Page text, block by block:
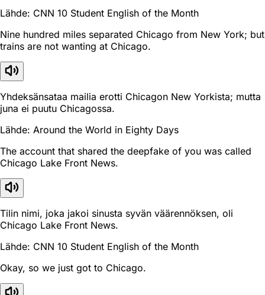
Lähde: CNN 10 Student English of the Month
Nine hundred miles separated Chicago from New York; but
trains are not wanting at Chicago.
Yhdeksänsataa mailia erotti Chicagon New Yorkista; mutta
juna ei puutu Chicagossa.
Lähde: Around the World in Eighty Days
The account that shared the deepfake of you was called
Chicago Lake Front News.
Tilin nimi, joka jakoi sinusta syvän väärennöksen, oli
Chicago Lake Front News.
Lähde: CNN 10 Student English of the Month
Okay, so we just got to Chicago.